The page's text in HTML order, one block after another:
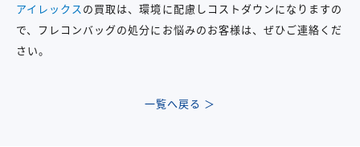
アイレックス の買取は、環境に配慮しコストダウンになりますの
で、フレコンバッグの処分にお悩みのお客様は、ぜひご連絡くだ
さい。
一覧へ戻る ＞